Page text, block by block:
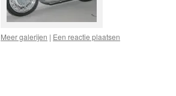
Meer galerijen | Een reactie plaatsen